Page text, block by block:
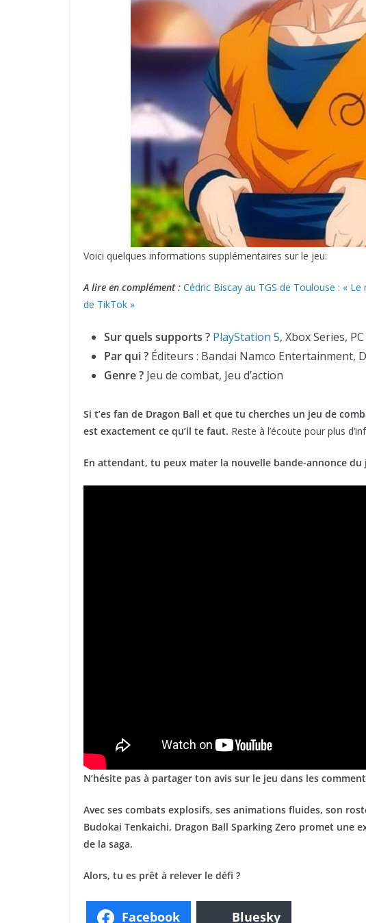
Voici quelques informations supplémentaires sur le jeu:
A lire en complément : Cédric Biscay au TGS de Toulouse : «
de TikTok »
Sur quels supports ? PlayStation 5, Xbox Series, PC
Par qui ? Éditeurs : Bandai Namco Entertainment,
Genre ? Jeu de combat, Jeu d’action
Si t’es fan de Dragon Ball et que tu cherches un jeu de
est exactement ce qu’il te faut. Reste à l’écoute pour plus
En attendant, tu peux mater la nouvelle bande-annonce du
N’hésite pas à partager ton avis sur le jeu dans les
Avec ses combats explosifs, ses animations fluides, son
Budokai Tenkaichi, Dragon Ball Sparking Zero promet une
de la saga.
Alors, tu es prêt à relever le défi ?
Facebook Bluesky